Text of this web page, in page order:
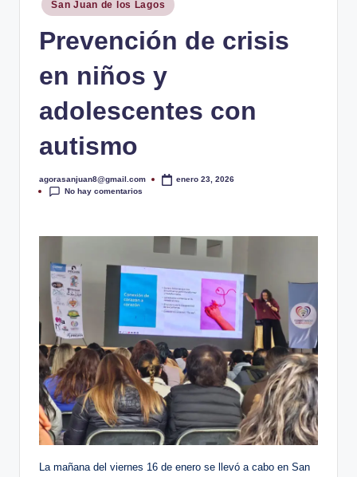
en
San Juan de los Lagos
Prevención de crisis
en niños y
adolescentes con
autismo
Publicado
por
agorasanjuan8@gmail.com
enero 23, 2026
No hay comentarios
La mañana del viernes 16 de enero se llevó a cabo en San